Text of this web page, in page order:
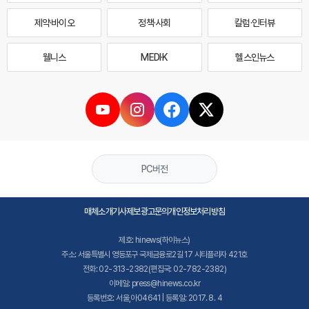
제약·바이오 정책·사회 칼럼·인터뷰
웰니스 MEDI·K 헬스인뉴스
PC버전
매체소개기사제보광고문의개인정보처리방침
제호: hinews(하이뉴스)
주소: 서울특별시 영등포구 국제금융로2길 17 시티플라자 421호
전화: 02-313-2382(편집국: 02-782-2382)
이메일: press@hinews.co.kr
등록번호: 서울,아04641 | 등록일: 2017. 8. 4